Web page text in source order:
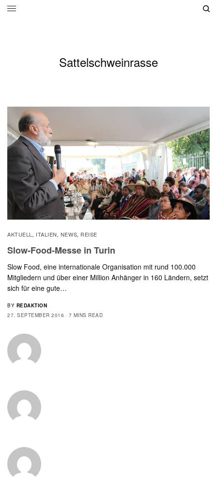
Sattelschweinrasse
AKTUELL , ITALIEN , NEWS, REISE
Slow-Food-Messe in Turin
Slow Food, eine internationale Organisation mit rund 100.000
Mitgliedern und über einer Million Anhänger in 160 Ländern, setzt
sich für eine gute…
BY REDAKTION
27. SEPTEMBER 2016
7 MINS READ